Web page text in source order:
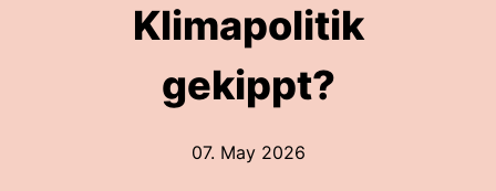
Klimapolitik
gekippt?
07. May 2026